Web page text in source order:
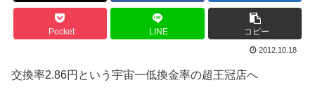
Pocket LINE コピー
2012.10.18
交換率2.86円という宇宙一低換金率の超王冠店へ